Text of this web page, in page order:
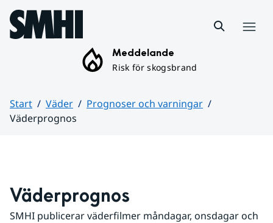
Hoppa till sidans innehåll
Meddelande
Risk för skogsbrand
Start Väder
Prognoser och varningar
Väderprognos
Väderprognos
SMHI publicerar väderfilmer måndagar, onsdagar och